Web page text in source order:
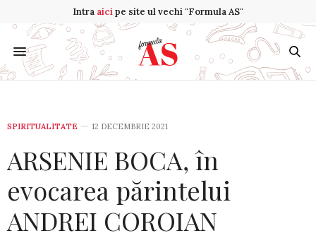
Intra aicipe site ul vechi "Formula AS"
SPIRITUALITATE 12 DECEMBRIE 2021
ARSENIE BOCA, în
evocarea părintelui
ANDREI COROIAN